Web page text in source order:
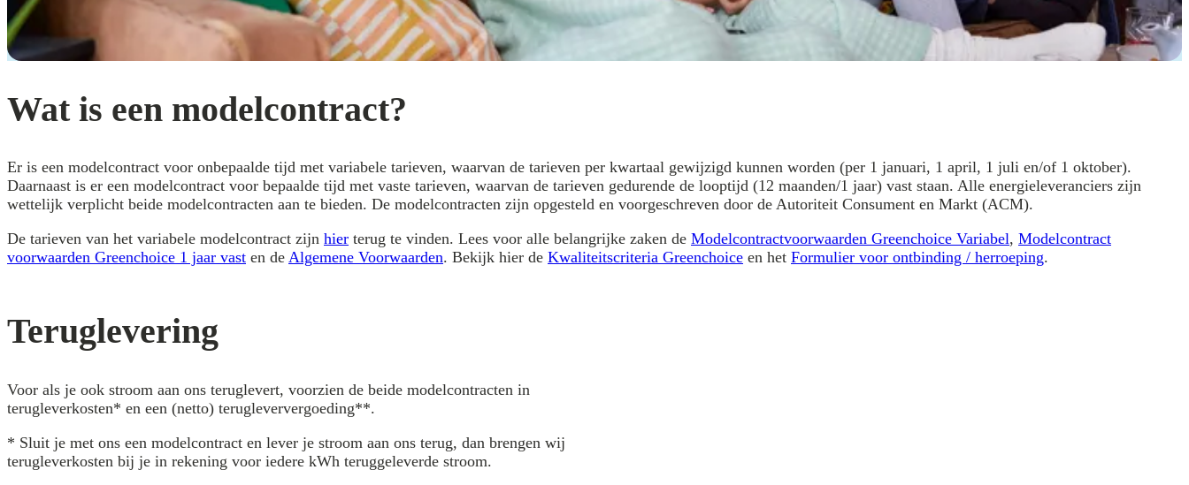
Wat is een modelcontract?
Er is een modelcontract voor onbepaalde tijd met variabele tarieven, waarvan de tarieven per kwartaal gewijzigd kunnen worden (per 1 januari, 1 april, 1 juli en/of 1 oktober).
Daarnaast is er een modelcontract voor bepaalde tijd met vaste tarieven, waarvan de tarieven gedurende de looptijd (12 maanden/1 jaar) vast staan. Alle energieleveranciers zijn
wettelijk verplicht beide modelcontracten aan te bieden. De modelcontracten zijn opgesteld en voorgeschreven door de Autoriteit Consument en Markt (ACM).
De tarieven van het variabele modelcontract zijn hier terug te vinden. Lees voor alle belangrijke zaken de Modelcontractvoorwaarden Greenchoice Variabel, Modelcontract
voorwaarden Greenchoice 1 jaar vast en de Algemene Voorwaarden. Bekijk hier de Kwaliteitscriteria Greenchoice en het Formulier voor ontbinding / herroeping.
Teruglevering
Voor als je ook stroom aan ons teruglevert, voorzien de beide modelcontracten in
terugleverkosten* en een (netto) terugleververgoeding**.
* Sluit je met ons een modelcontract en lever je stroom aan ons terug, dan brengen wij
terugleverkosten bij je in rekening voor iedere kWh teruggeleverde stroom.